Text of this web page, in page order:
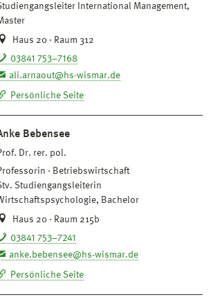
International Management,
Haus 20 · Raum 312
03841 753–7168
ali.arnaout@hs-wismar.de
Persönliche Seite
Bebensee
Dr. rer. pol.
Betriebswirtschaft
Studiengangsleiterin
Bachelor
Haus 20 · Raum 215b
03841 753–7241
anke.bebensee@hs-wismar.de
Persönliche Seite